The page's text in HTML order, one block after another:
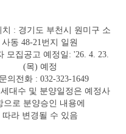
치 : 경기도 부천시 원미구 소
사동 48-21번지 일원
모집공고 예정일: '26. 4. 23.
(목) 예정
의전화 : 032-323-1649
대수 및 분양일정은 예정사
으로 분양승인 내용에
따라 변경될 수 있음